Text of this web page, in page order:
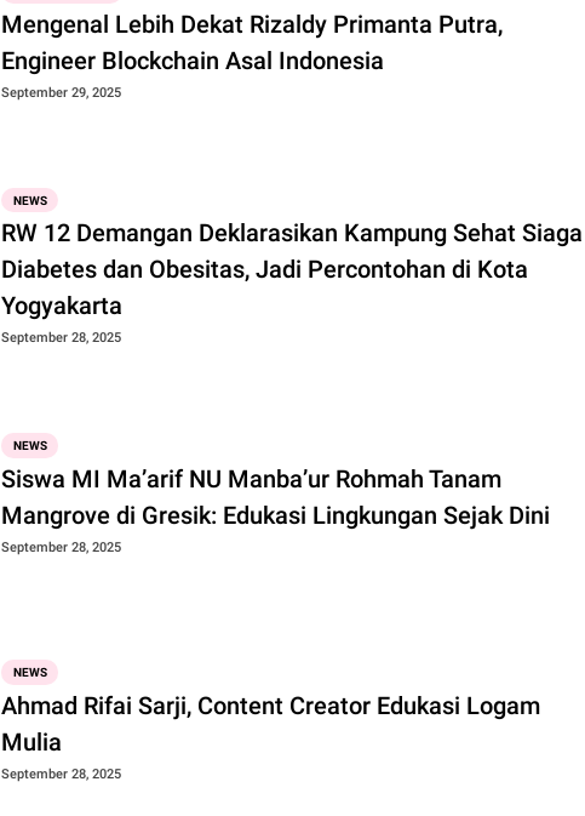
Mengenal Lebih Dekat Rizaldy Primanta Putra,
Engineer Blockchain Asal Indonesia
September 29, 2025
NEWS
RW 12 Demangan Deklarasikan Kampung Sehat Siaga
Diabetes dan Obesitas, Jadi Percontohan di Kota
Yogyakarta
September 28, 2025
NEWS
Siswa MI Ma’arif NU Manba’ur Rohmah Tanam
Mangrove di Gresik: Edukasi Lingkungan Sejak Dini
September 28, 2025
NEWS
Ahmad Rifai Sarji, Content Creator Edukasi Logam
Mulia
September 28, 2025